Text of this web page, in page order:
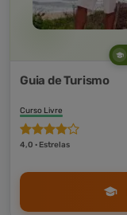
Guia de Turismo
Curso Livre
4,0 · Estrelas